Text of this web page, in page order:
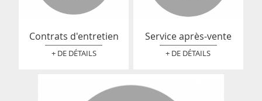
Contrats d'entretien
+ DE DÉTAILS
Service après-vente
+ DE DÉTAILS